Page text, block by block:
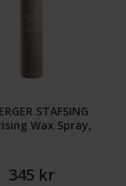
STAFSING
Wax Spray,
345 kr